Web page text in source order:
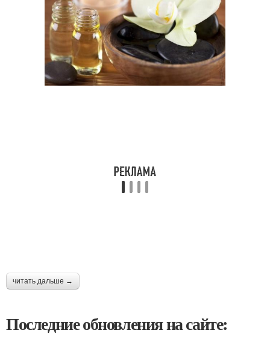
читать дальше →
Последние обновления на сайте: